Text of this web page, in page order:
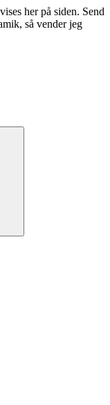
her på siden. Send
så vender jeg